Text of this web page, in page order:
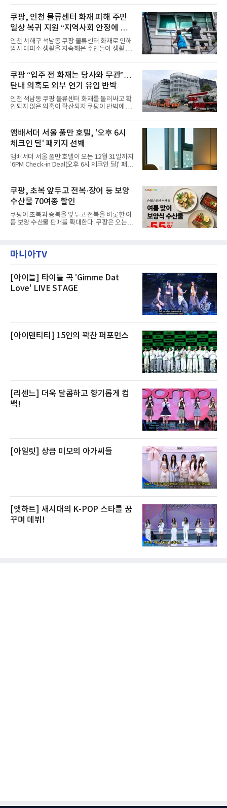
이야기를 담은 인형 극장 콘셉트의 공간 ‘앰버드
시어터(Ambird Theater)’를 새롭게 선보인
다”고 밝혔다.앰배서더 서울 풀만 호텔은 로비
한편에 마련된 앰버드 존을 통해 앰버드의 세계
관을 소개해왔다. 앰버드 존은 앰버드가 우주여
행 중 수집한 다양한 굿즈를 전시한 '앰버드 플래
닛(Ambird Planet)과 계절별 플라워 연출로 사
라 극장을 모티브로 한 데코레이션으로 구성됐
다. 무대 공간 및 티켓 박스
쿠팡, 인천 물류센터 화재 피해 주민
일상 복귀 지원 “지역사회 안정에 총
력”
인천 서해구 석남동 쿠팡 물류센터 화재로 인해
임시 대피소 생활을 지속해온 주민들이 생활 터
필먼트서비스(CFS)가 지난 28일부터 화재 피해
주민을 대상으로 전문 출장 청소서비스 지원에
나섬으로써 본격적인 지역사회 복구 작업이 시
작된 것이다.대피소 주민 중심 청소 접수, 첫날
부터 2가구 지원 완료CFS는 신현초등학교, 신
현북초등학교, 신현여자중학교 등 인천 서해구
관내 임시 대피소 3곳에서 체류해온 화재 피해
민들의 호응 속에 CFS는 즉시 행동에 나섰다. 지
난 28일 오후 전문 청소업체와
쿠팡 “입주 전 화재는 당사와 무관”…
탄내 의혹도 외부 연기 유입 반박
인천 석남동 쿠팡 물류센터 화재를 둘러싸고 확
인되지 않은 의혹이 확산되자 쿠팡이 반박에 나
에 대해서는 외부 화재 연기 유입이라고 설명했
고, 2023년 같은 물류센터에서 발생한 화재에
대해서도 쿠팡 입주 전 공사 과정에서 벌어진 일
이라며 선을 그었다.쿠팡은 21일 인천 물류센터
내부에서 불이 타는 냄새가 났다는 의혹과 관련
해 “사실무근”이라는 입장을 밝혔다.회사 측은
“인근에서 지난 15일 다른 회사에서 발생한 대
것으로 확인됐다”고 설명했다.이어 “정확한 화
재 원인은 추후 조사될
앰배서더 서울 풀만 호텔, '오후 6시
체크인 딜' 패키지 선봬
앰배서더 서울 풀만 호텔이 오는 12월 31일까지
'6PM Check-in Deal(오후 6시 체크인 딜)' 패키
으로 여유로운 저녁 시간부터 호텔 스테이를 시
작할 수 있도록 준비됐다.앰배서더 서울 풀만 호
텔 측은 “퇴근 후 또는 주말 도심 속에서 짧지만
온전한 휴식을 원하는 고객들에게 특별한 경험
을 제공한다”고 밝혔다.패키지는 디럭스와 이그
제큐티브 두 가지 타입으로 구성된다. 디럭스 패
키지는 객실 1박(룸 온리)으로 심플한 호캉스를
스 센터 사우나 2인 이용 혜택이 포함된다.특히
클럽 앰배서더 라운지
쿠팡, 초복 앞두고 전복·장어 등 보양
수산물 70여종 할인
쿠팡이 초복과 중복을 앞두고 전복을 비롯한 여
름 보양 수산물 판매를 확대한다. 쿠팡은 오는
우 등이 포함됐다. 쿠팡은 올해 큰 크기의 전복
생산량이 늘어난 점을 반영해 주요 산지 상품을
전복은 산지에서 채취한 뒤 전국으로 직송되는
방식으로 운영된다. 신선도가 중요한 상품인 만
큼 이르면 다음 날 오전 배송이 가능하도록 물류
마니아TV
[아이들] 타이틀 곡 'Gimme Dat
Love' LIVE STAGE
[아이덴티티] 15인의 꽉찬 퍼포먼스
[리센느] 더욱 달콤하고 향기롭게 컴
백!
[아일릿] 상큼 미모의 아가씨들
[앳하트] 새시대의 K-POP 스타를 꿈
꾸며 데뷔!